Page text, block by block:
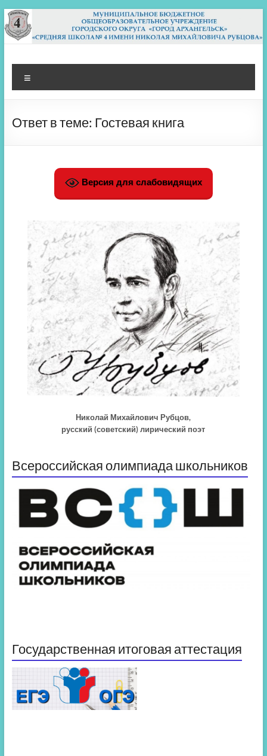
Перейти
к
содержимому
МБОУ СШ 4
Архангельск
Ответ в теме: Гостевая книга
Версия для слабовидящих
Николай Михайлович Рубцов,
русский (советский) лирический поэт
Всероссийская олимпиада школьников
Государственная итоговая аттестация